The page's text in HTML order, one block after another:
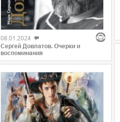
08.01.2024
Сергей Довлатов. Очерки и
воспоминания